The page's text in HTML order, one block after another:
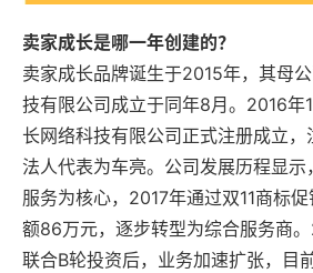
卖家成长是哪一年创建的？
卖家成长品牌诞生于2015年，其母
技有限公司成立于同年8月。2016年
长网络科技有限公司正式注册成立，
法人代表为车亮。公司发展历程显
服务为核心，2017年通过双11商标
额86万元，逐步转型为综合服务商
联合B轮投资后，业务加速扩张，目